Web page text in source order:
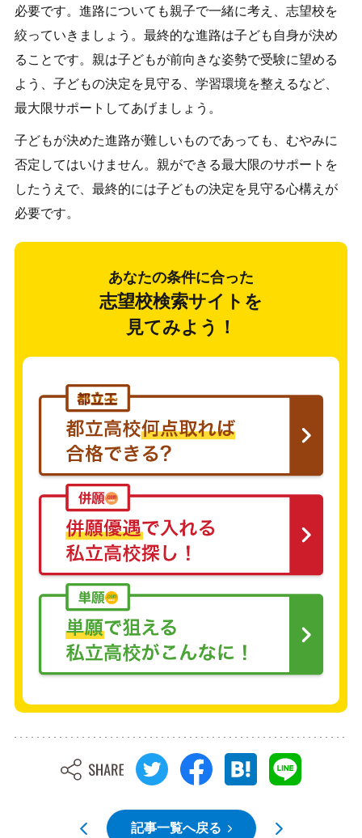
必要です。進路についても親子で一緒に考え、志望校を
絞っていきましょう。最終的な進路は子ども自身が決め
ることです。親は子どもが前向きな姿勢で受験に望める
よう、子どもの決定を見守る、学習環境を整えるなど、
最大限サポートしてあげましょう。
子どもが決めた進路が難しいものであっても、むやみに
否定してはいけません。親ができる最大限のサポートを
したうえで、最終的には子どもの決定を見守る心構えが
必要です。
あなたの条件に合った
志望校検索サイトを
見てみよう！
記事一覧へ戻る